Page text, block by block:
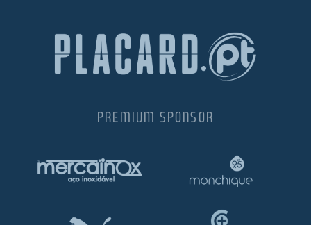
PREMIUM SPONSOR